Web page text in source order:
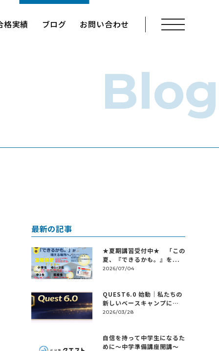
格実績 ブログ お問い合わせ メニューを開く
Blog
最新の記事
★夏期講習受付中★ 「この
夏、『できるかも。』を...
2026/07/04
QUEST6.0 始動｜私たちの
新しいベースキャンプに
つ...
2026/03/28
自信を持って中学生になるた
めに～中学準備講座開講～